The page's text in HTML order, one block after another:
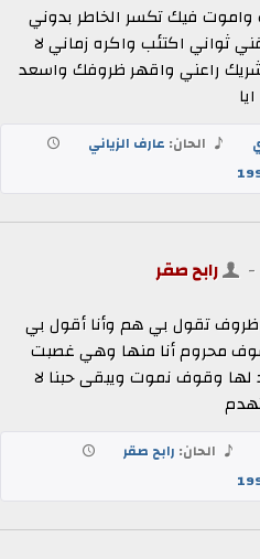
فيك تكسر الخاطر بدوني
ثواني اكتئب واكره زماني لا
راعني واقهر ظروفك واسعد
ايا
الحان: عارف الزياني
- رابح صقر
تقول بي هم وأنا أقول بي
محروم أنا منها وهي غصبت
لها وقوف نموت ويبقى حبنا لا
الحان: رابح صقر